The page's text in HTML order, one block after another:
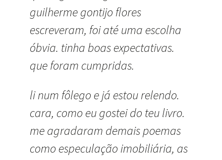
guilherme gontijo flores
escreveram, foi até uma escolha
óbvia. tinha boas expectativas.
que foram cumpridas.
li num fôlego e já estou relendo.
cara, como eu gostei do teu livro.
me agradaram demais poemas
como especulação imobiliária, as